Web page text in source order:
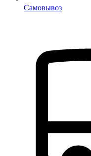
Самовывоз